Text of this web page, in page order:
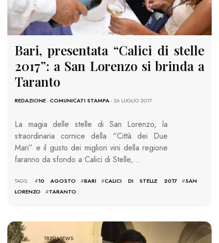
Bari, presentata “Calici di stelle
2017”: a San Lorenzo si brinda a
Taranto
REDAZIONE-COMUNICATI STAMPA- 26 LUGLIO 2017
La magia delle stelle di San Lorenzo, la
straordinaria cornice della “Città dei Due
Mari” e il gusto dei migliori vini della regione
faranno da sfondo a Calici di Stelle,…
TAGS: #10 AGOSTO #BARI #CALICI DI STELLE 2017 #SAN
LORENZO
#TARANTO
1820 VIEWS